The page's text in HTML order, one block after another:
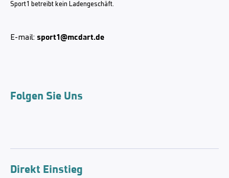
Sport1 betreibt kein Ladengeschäft.
E-mail: sport1@mcdart.de
Folgen Sie Uns
Direkt Einstieg